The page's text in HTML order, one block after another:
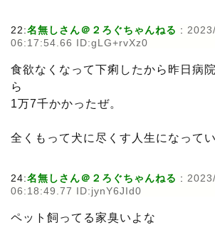
22:名無しさん＠２ろぐちゃんねる :
06:17:54.66 ID:gLG+rvXz0
食欲なくなって下痢したから昨日病
ら
1万7千かかったぜ。
全くもって犬に尽くす人生になって
24:名無しさん＠２ろぐちゃんねる :
06:18:49.77 ID:jynY6JId0
ペット飼ってる家臭いよな